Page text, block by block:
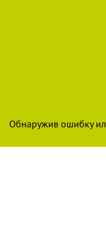
Обнаружив ошибку